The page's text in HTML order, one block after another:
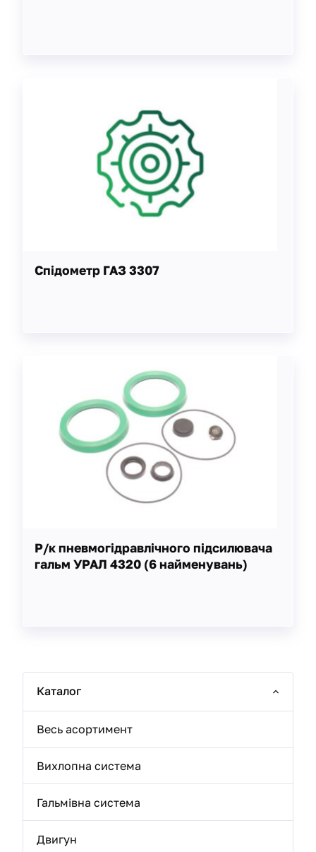
Спідометр ГАЗ 3307
Р/к пневмогідравлічного підсилювача
гальм УРАЛ 4320 (6 найменувань)
Каталог
Весь асортимент
Вихлопна система
Гальмівна система
Двигун